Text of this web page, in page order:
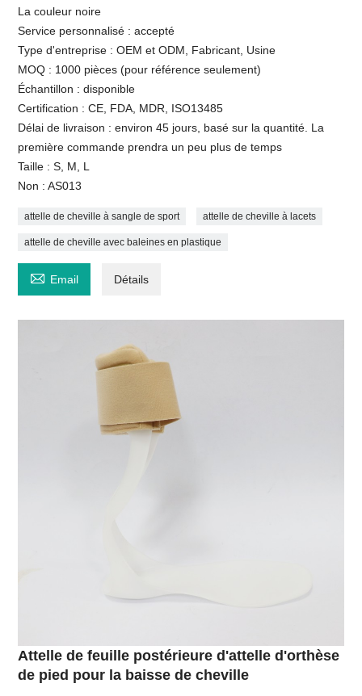
La couleur noire
Service personnalisé : accepté
Type d'entreprise : OEM et ODM, Fabricant, Usine
MOQ : 1000 pièces (pour référence seulement)
Échantillon : disponible
Certification : CE, FDA, MDR, ISO13485
Délai de livraison : environ 45 jours, basé sur la quantité. La
première commande prendra un peu plus de temps
Taille : S, M, L
Non : AS013
attelle de cheville à sangle de sport attelle de cheville à lacets
attelle de cheville avec baleines en plastique
 Email Détails
Attelle de feuille postérieure d'attelle d'orthèse
de pied pour la baisse de cheville